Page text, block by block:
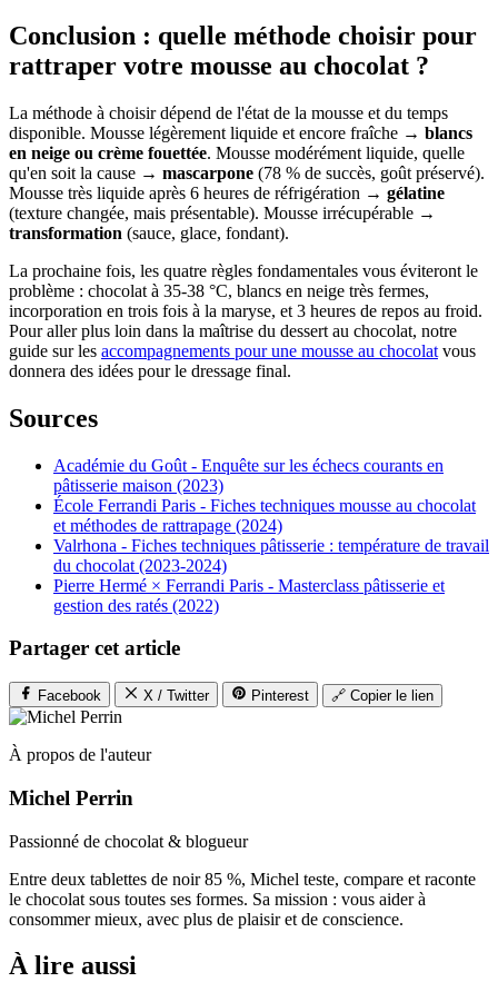
Conclusion : quelle méthode choisir pour
rattraper votre mousse au chocolat ?
La méthode à choisir dépend de l'état de la mousse et du temps
disponible. Mousse légèrement liquide et encore fraîche → blancs
en neige ou crème fouettée. Mousse modérément liquide, quelle
qu'en soit la cause → mascarpone (78 % de succès, goût préservé).
Mousse très liquide après 6 heures de réfrigération → gélatine
(texture changée, mais présentable). Mousse irrécupérable →
transformation (sauce, glace, fondant).
La prochaine fois, les quatre règles fondamentales vous éviteront le
problème : chocolat à 35-38 °C, blancs en neige très fermes,
incorporation en trois fois à la maryse, et 3 heures de repos au froid.
Pour aller plus loin dans la maîtrise du dessert au chocolat, notre
guide sur les accompagnements pour une mousse au chocolat vous
donnera des idées pour le dressage final.
Sources
Académie du Goût - Enquête sur les échecs courants en
pâtisserie maison (2023)
École Ferrandi Paris - Fiches techniques mousse au chocolat
et méthodes de rattrapage (2024)
Valrhona - Fiches techniques pâtisserie : température de travail
du chocolat (2023-2024)
Pierre Hermé × Ferrandi Paris - Masterclass pâtisserie et
gestion des ratés (2022)
Partager cet article
Facebook X / Twitter Pinterest 🔗 Copier le lien
À propos de l'auteur
Michel Perrin
Passionné de chocolat & blogueur
Entre deux tablettes de noir 85 %, Michel teste, compare et raconte
le chocolat sous toutes ses formes. Sa mission : vous aider à
consommer mieux, avec plus de plaisir et de conscience.
À lire aussi